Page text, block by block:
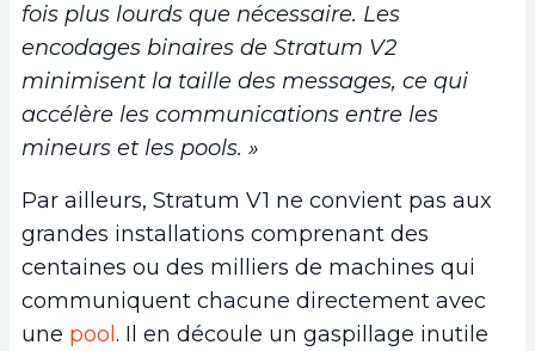
fois plus lourds que nécessaire. Les
encodages binaires de Stratum V2
minimisent la taille des messages, ce qui
accélère les communications entre les
mineurs et les pools. »
Par ailleurs, Stratum V1 ne convient pas aux
grandes installations comprenant des
centaines ou des milliers de machines qui
communiquent chacune directement avec
une pool . Il en découle un gaspillage inutile